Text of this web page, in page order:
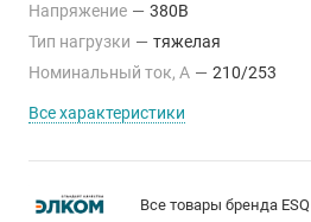
Напряжение — 380В
Тип нагрузки — тяжелая
Номинальный ток, А — 210/253
Все характеристики
Все товары бренда ESQ